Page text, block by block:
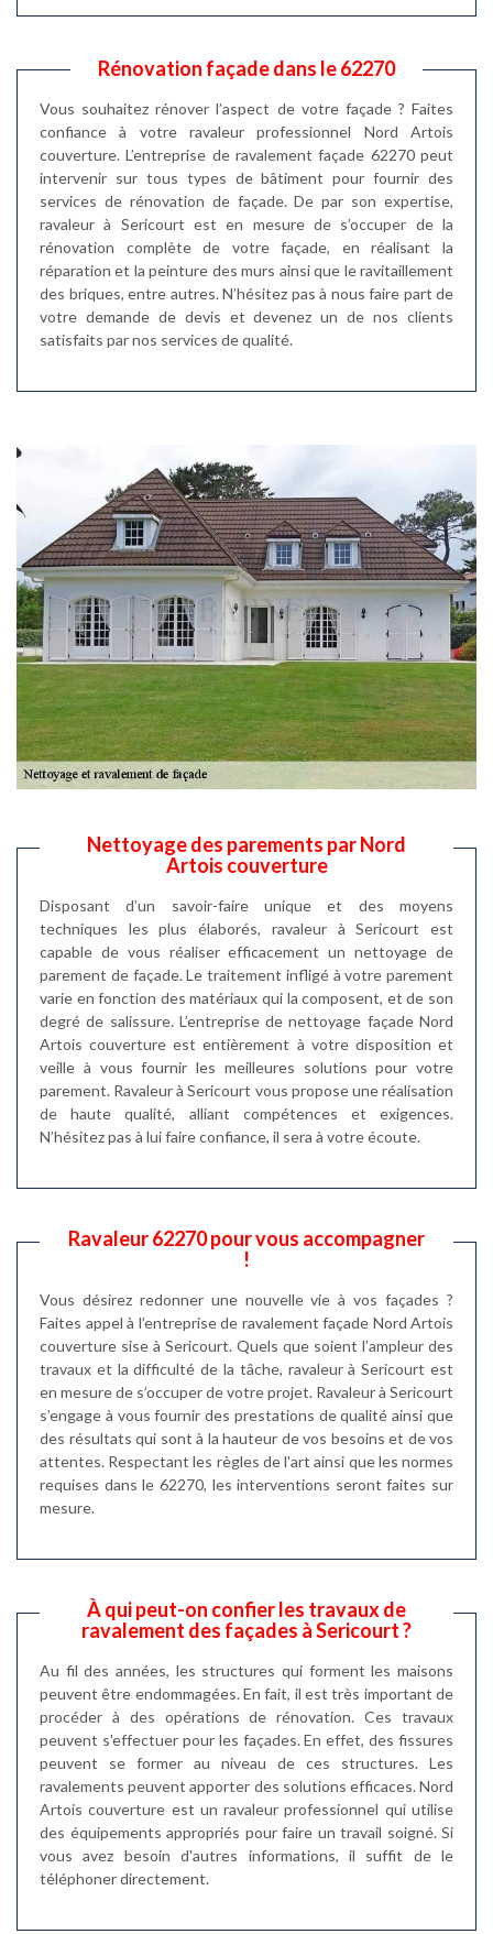
Rénovation façade dans le 62270
Vous souhaitez rénover l’aspect de votre façade ? Faites
confiance à votre ravaleur professionnel Nord Artois
couverture. L’entreprise de ravalement façade 62270 peut
intervenir sur tous types de bâtiment pour fournir des
services de rénovation de façade. De par son expertise,
ravaleur à Sericourt est en mesure de s’occuper de la
rénovation complète de votre façade, en réalisant la
réparation et la peinture des murs ainsi que le ravitaillement
des briques, entre autres. N’hésitez pas à nous faire part de
votre demande de devis et devenez un de nos clients
satisfaits par nos services de qualité.
Nettoyage des parements par Nord
Artois couverture
Disposant d’un savoir-faire unique et des moyens
techniques les plus élaborés, ravaleur à Sericourt est
capable de vous réaliser efficacement un nettoyage de
parement de façade. Le traitement infligé à votre parement
varie en fonction des matériaux qui la composent, et de son
degré de salissure. L’entreprise de nettoyage façade Nord
Artois couverture est entièrement à votre disposition et
veille à vous fournir les meilleures solutions pour votre
parement. Ravaleur à Sericourt vous propose une réalisation
de haute qualité, alliant compétences et exigences.
N’hésitez pas à lui faire confiance, il sera à votre écoute.
Ravaleur 62270 pour vous accompagner
!
Vous désirez redonner une nouvelle vie à vos façades ?
Faites appel à l’entreprise de ravalement façade Nord Artois
couverture sise à Sericourt. Quels que soient l’ampleur des
travaux et la difficulté de la tâche, ravaleur à Sericourt est
en mesure de s’occuper de votre projet. Ravaleur à Sericourt
s’engage à vous fournir des prestations de qualité ainsi que
des résultats qui sont à la hauteur de vos besoins et de vos
attentes. Respectant les règles de l'art ainsi que les normes
requises dans le 62270, les interventions seront faites sur
mesure.
À qui peut-on confier les travaux de
ravalement des façades à Sericourt ?
Au fil des années, les structures qui forment les maisons
peuvent être endommagées. En fait, il est très important de
procéder à des opérations de rénovation. Ces travaux
peuvent s'effectuer pour les façades. En effet, des fissures
peuvent se former au niveau de ces structures. Les
ravalements peuvent apporter des solutions efficaces. Nord
Artois couverture est un ravaleur professionnel qui utilise
des équipements appropriés pour faire un travail soigné. Si
vous avez besoin d'autres informations, il suffit de le
téléphoner directement.